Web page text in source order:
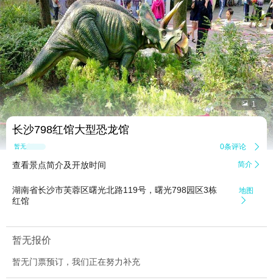
 1
长沙798红馆大型恐龙馆
暂无点评 0条评论 
查看景点简介及开放时间 简介 
湖南省长沙市芙蓉区曙光北路119号，曙光798园区3栋
红馆
地图

暂无报价
暂无门票预订，我们正在努力补充
